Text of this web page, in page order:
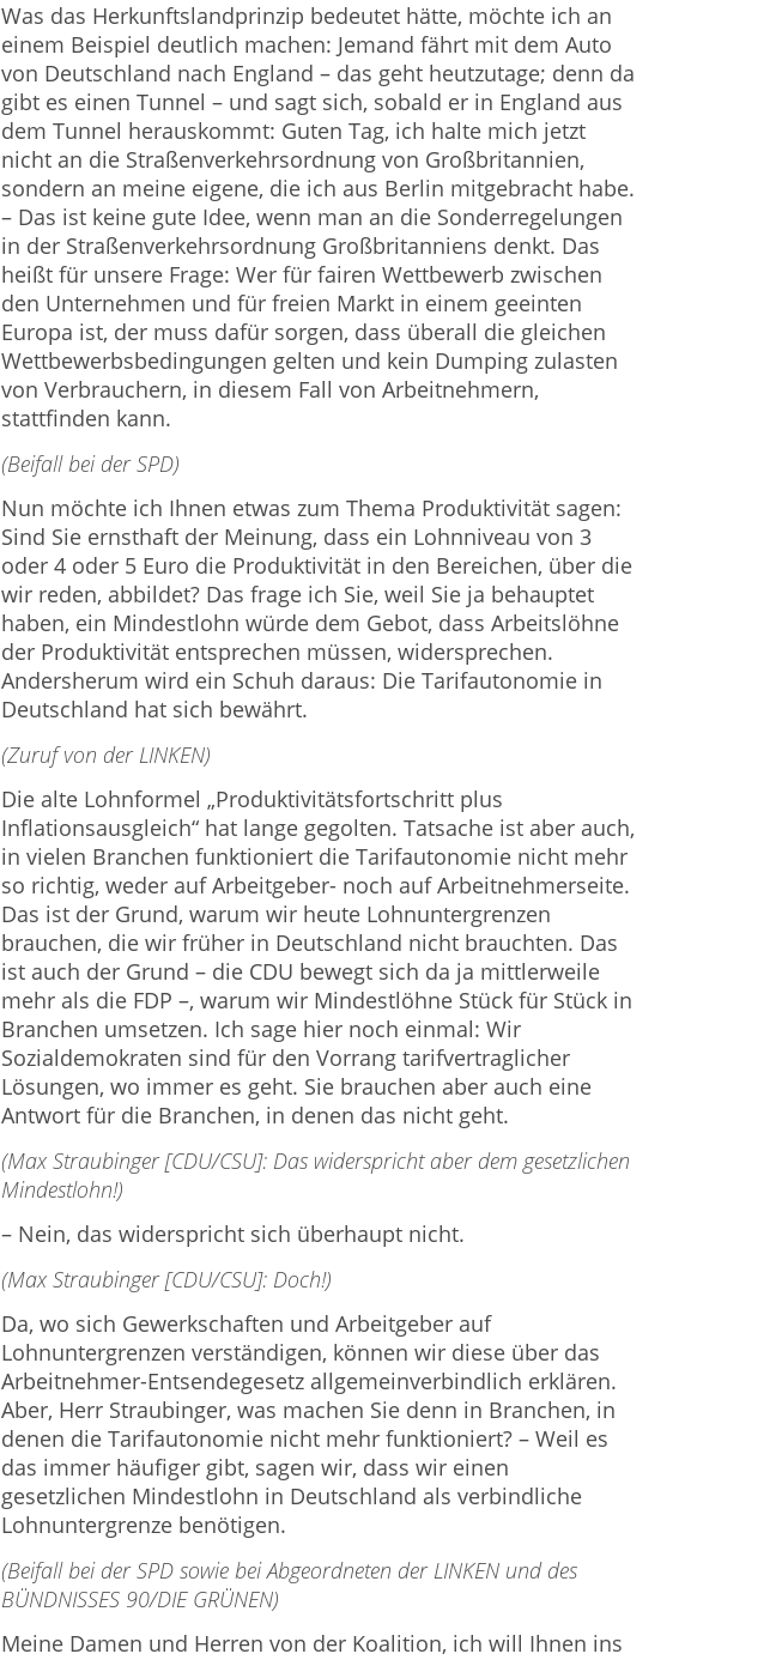
Was das Herkunftslandprinzip bedeutet hätte, möchte ich an
einem Beispiel deutlich machen: Jemand fährt mit dem Auto
von Deutschland nach England – das geht heutzutage; denn da
gibt es einen Tunnel – und sagt sich, sobald er in England aus
dem Tunnel herauskommt: Guten Tag, ich halte mich jetzt
nicht an die Straßenverkehrsordnung von Großbritannien,
sondern an meine eigene, die ich aus Berlin mitgebracht habe.
– Das ist keine gute Idee, wenn man an die Sonderregelungen
in der Straßenverkehrsordnung Großbritanniens denkt. Das
heißt für unsere Frage: Wer für fairen Wettbewerb zwischen
den Unternehmen und für freien Markt in einem geeinten
Europa ist, der muss dafür sorgen, dass überall die gleichen
Wettbewerbsbedingungen gelten und kein Dumping zulasten
von Verbrauchern, in diesem Fall von Arbeitnehmern,
stattfinden kann.
(Beifall bei der SPD)
Nun möchte ich Ihnen etwas zum Thema Produktivität sagen:
Sind Sie ernsthaft der Meinung, dass ein Lohnniveau von 3
oder 4 oder 5 Euro die Produktivität in den Bereichen, über die
wir reden, abbildet? Das frage ich Sie, weil Sie ja behauptet
haben, ein Mindestlohn würde dem Gebot, dass Arbeitslöhne
der Produktivität entsprechen müssen, widersprechen.
Andersherum wird ein Schuh daraus: Die Tarifautonomie in
Deutschland hat sich bewährt.
(Zuruf von der LINKEN)
Die alte Lohnformel „Produktivitätsfortschritt plus
Inflationsausgleich“ hat lange gegolten. Tatsache ist aber auch,
in vielen Branchen funktioniert die Tarifautonomie nicht mehr
so richtig, weder auf Arbeitgeber- noch auf Arbeitnehmerseite.
Das ist der Grund, warum wir heute Lohnuntergrenzen
brauchen, die wir früher in Deutschland nicht brauchten. Das
ist auch der Grund – die CDU bewegt sich da ja mittlerweile
mehr als die FDP –, warum wir Mindestlöhne Stück für Stück in
Branchen umsetzen. Ich sage hier noch einmal: Wir
Sozialdemokraten sind für den Vorrang tarifvertraglicher
Lösungen, wo immer es geht. Sie brauchen aber auch eine
Antwort für die Branchen, in denen das nicht geht.
(Max Straubinger [CDU/CSU]: Das widerspricht aber dem gesetzlichen
Mindestlohn!)
– Nein, das widerspricht sich überhaupt nicht.
(Max Straubinger [CDU/CSU]: Doch!)
Da, wo sich Gewerkschaften und Arbeitgeber auf
Lohnuntergrenzen verständigen, können wir diese über das
Arbeitnehmer-Entsendegesetz allgemeinverbindlich erklären.
Aber, Herr Straubinger, was machen Sie denn in Branchen, in
denen die Tarifautonomie nicht mehr funktioniert? – Weil es
das immer häufiger gibt, sagen wir, dass wir einen
gesetzlichen Mindestlohn in Deutschland als verbindliche
Lohnuntergrenze benötigen.
(Beifall bei der SPD sowie bei Abgeordneten der LINKEN und des
BÜNDNISSES 90/DIE GRÜNEN)
Meine Damen und Herren von der Koalition, ich will Ihnen ins